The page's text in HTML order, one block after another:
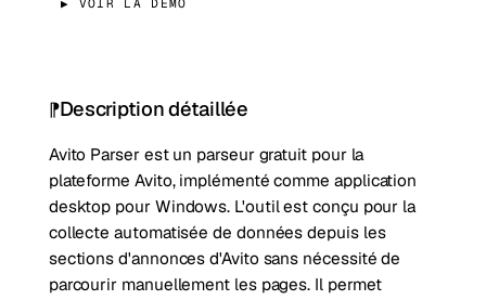
▶ VOIR LA DÉMO
Description détaillée
Avito Parser est un parseur gratuit pour la
plateforme Avito, implémenté comme application
desktop pour Windows. L'outil est conçu pour la
collecte automatisée de données depuis les
sections d'annonces d'Avito sans nécessité de
parcourir manuellement les pages. Il permet